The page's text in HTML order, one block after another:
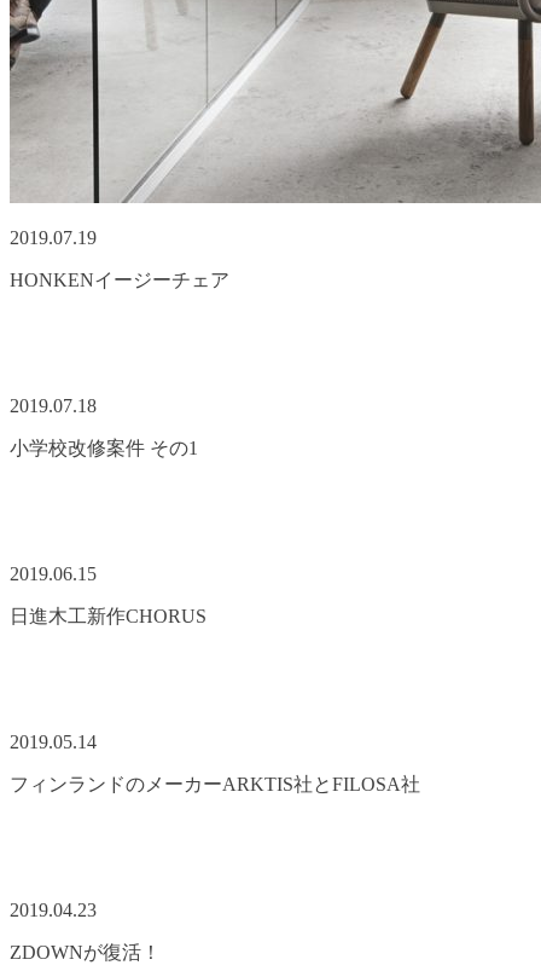
2019.07.19
HONKENイージーチェア
2019.07.18
小学校改修案件 その1
2019.06.15
日進木工新作CHORUS
2019.05.14
フィンランドのメーカーARKTIS社とFILOSA社
2019.04.23
ZDOWNが復活！